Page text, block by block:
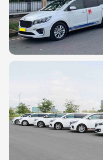
cho khách hàng cần di chuyển
kiệm. Với khả năng có xe mỗi
giải pháp tối ưu cho mọi hành trình
Long Thành.
ADMIN @ 22:02 - 18/04/2026